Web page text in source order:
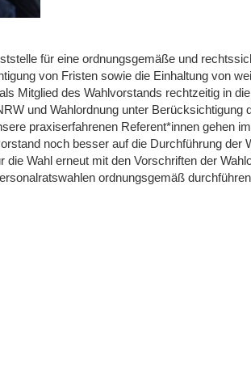
für eine ordnungsgemäße und
von Fristen sowie die Einhaltung von
Mitglied des Wahlvorstands rechtzeitig in
und Wahlordnung unter Berücksichtigung
praxiserfahrenen Referent*innen gehen
noch besser auf die Durchführung der
Wahl erneut mit den Vorschriften der
ordnungsgemäß